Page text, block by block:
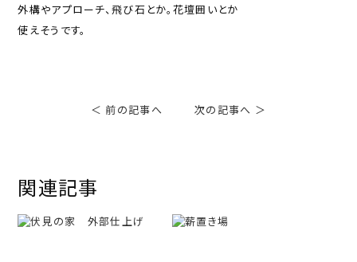
外構やアプローチ、飛び石とか。花壇囲いとか
使えそうです。
＜ 前の記事へ 次の記事へ ＞
関連記事